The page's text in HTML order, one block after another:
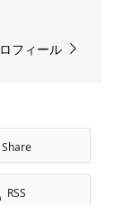
フィール
Share
RSS